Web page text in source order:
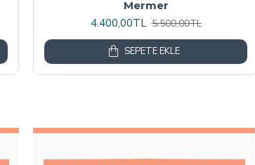
4.800,00TL 6.000,00TL
SEPETE EKLE